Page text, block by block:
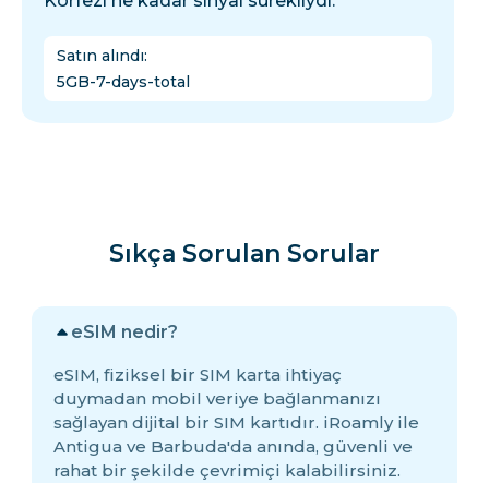
Satın alındı:
5GB-7-days-total
Sıkça Sorulan Sorular
eSIM nedir?
eSIM, fiziksel bir SIM karta ihtiyaç
duymadan mobil veriye bağlanmanızı
sağlayan dijital bir SIM kartıdır. iRoamly ile
Antigua ve Barbuda'da anında, güvenli ve
rahat bir şekilde çevrimiçi kalabilirsiniz.